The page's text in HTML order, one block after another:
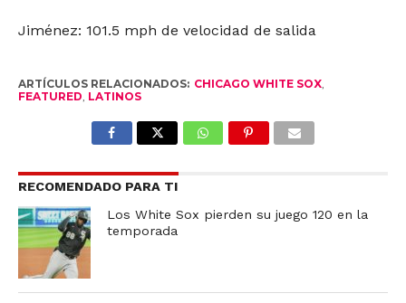
Jiménez: 101.5 mph de velocidad de salida
ARTÍCULOS RELACIONADOS: CHICAGO WHITE SOX,
FEATURED, LATINOS
RECOMENDADO PARA TI
Los White Sox pierden su juego 120 en la
temporada